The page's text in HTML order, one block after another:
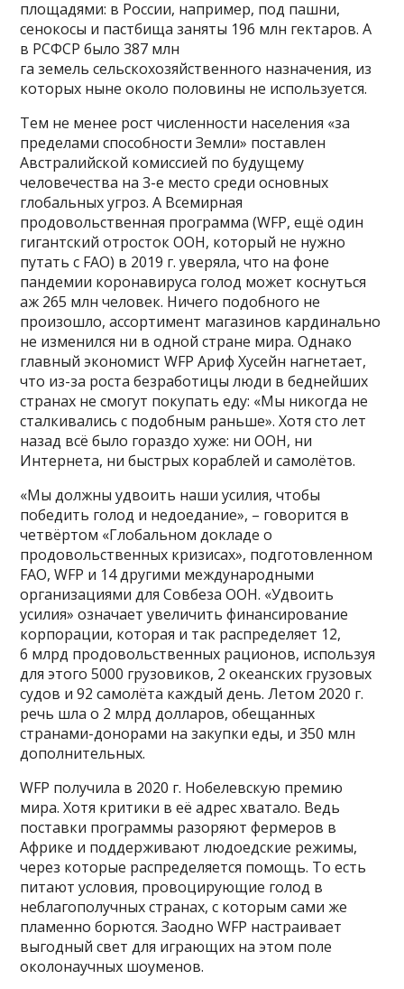
площадями: в России, например, под пашни,
сенокосы и пастбища заняты 196 млн гектаров. А
в РСФСР было 387 млн
га земель сельскохозяйственного назначения, из
которых ныне около половины не используется.
Тем не менее рост численности населения «за
пределами способности Земли» поставлен
Австралийской комиссией по будущему
человечества на 3-е место среди основных
глобальных угроз. А Всемирная
продовольственная программа (WFP, ещё один
гигантский отросток ООН, который не нужно
путать с FAO) в 2019 г. уверяла, что на фоне
пандемии коронавируса голод может коснуться
аж 265 млн человек. Ничего подобного не
произошло, ассортимент магазинов кардинально
не изменился ни в одной стране мира. Однако
главный экономист WFP Ариф Хусейн нагнетает,
что из-за роста безработицы люди в беднейших
странах не смогут покупать еду: «Мы никогда не
сталкивались с подобным раньше». Хотя сто лет
назад всё было гораздо хуже: ни ООН, ни
Интернета, ни быстрых кораблей и самолётов.
«Мы должны удвоить наши усилия, чтобы
победить голод и недоедание», – говорится в
четвёртом «Глобальном докладе о
продовольственных кризисах», подготовленном
FAO, WFP и 14 другими международными
организациями для Совбеза ООН. «Удвоить
усилия» означает увеличить финансирование
корпорации, которая и так распределяет 12,
6 млрд продовольственных рационов, используя
для этого 5000 грузовиков, 2 океанских грузовых
судов и 92 самолёта каждый день. Летом 2020 г.
речь шла о 2 млрд долларов, обещанных
странами-донорами на закупки еды, и 350 млн
дополнительных.
WFP получила в 2020 г. Нобелевскую премию
мира. Хотя критики в её адрес хватало. Ведь
поставки программы разоряют фермеров в
Африке и поддерживают людоедские режимы,
через которые распределяется помощь. То есть
питают условия, провоцирующие голод в
неблагополучных странах, с которым сами же
пламенно борются. Заодно WFP настраивает
выгодный свет для играющих на этом поле
околонаучных шоуменов.